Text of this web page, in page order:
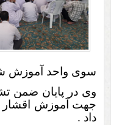
سوی واحد آموزش
وی در پایان ضمن
جهت آموزش اقشار
داد .